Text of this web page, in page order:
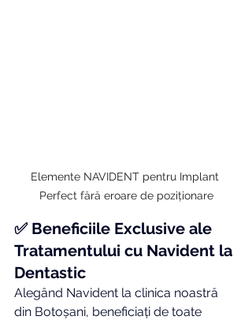
Elemente NAVIDENT pentru Implant
Perfect fără eroare de poziționare
✅ Beneficiile Exclusive ale
Tratamentului cu Navident la
Dentastic
Alegând Navident la clinica noastră
din Botoșani, beneficiați de toate